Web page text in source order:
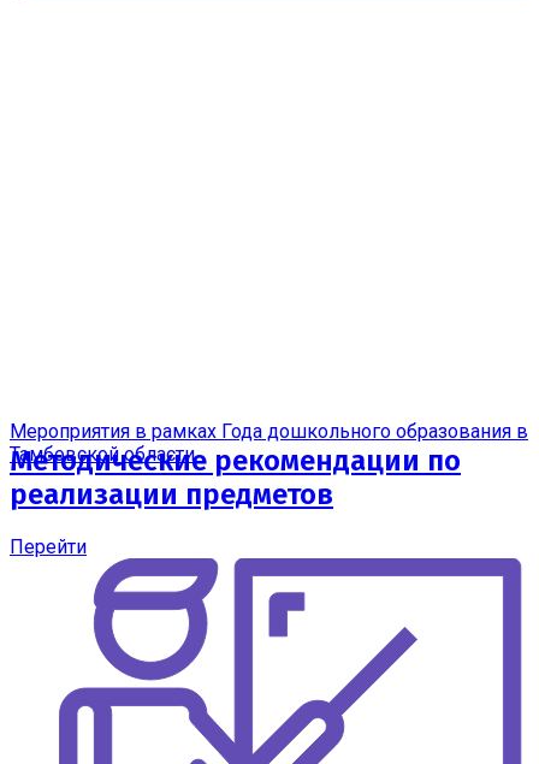
Мероприятия в рамках Года дошкольного образования в
Тамбовской области
Методические рекомендации по
реализации предметов
Перейти